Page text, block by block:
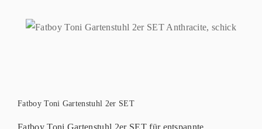
Fatboy Toni Gartenstuhl 2er SET
Fatboy Toni Gartenstuhl 2er SET für entspannte